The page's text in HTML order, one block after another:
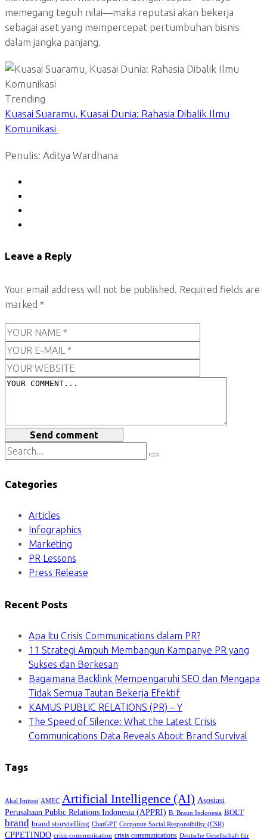
memegang teguh nilai—maka reputasi akan bekerja
sebagai aset yang mempercepat pertumbuhan bisnis
dalam jangka panjang.
Trending
Kuasai Suaramu, Kuasai Dunia: Rahasia Dibalik Ilmu
Komunikasi
Penulis: Aditya Wardhana
Leave a Reply
Your email address will not be published.
Required fields are
marked *
Send comment
Categories
Articles
Infographics
Marketing
PR Lessons
Press Release
Recent Posts
Apa Itu Crisis Communications dalam PR?
11 Strategi Ampuh Membangun Kampanye PR yang
Sukses dan Berkesan
Bagaimana Backlink Mempengaruhi SEO dan Mengapa
Tidak Semua Tautan Bekerja Efektif
KAMUS PUBLIC RELATIONS (PR) – Y
The Speed of Silence: What the Latest Crisis
Communications Data Reveals About Brand Survival
Tags
Akal Imitasi AMEC Artificial Intelligence (AI) Asosiasi
Perusahaan Public Relations Indonesia (APPRI) B. Braun Indonesia BOLT
brand brand storytelling ChatGPT Corporate Social Responsibility (CSR)
CPPETINDO crisis communication crisis communications Deutsche Gesellschaft für